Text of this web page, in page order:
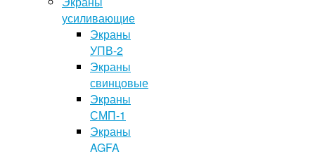
усиливающие
Экраны
УПВ-2
Экраны
свинцовые
Экраны
СМП-1
Экраны
AGFA